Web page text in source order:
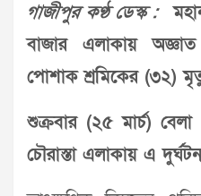
গাজীপুর কণ্ঠ ডেস্ক :
বাজার এলাকায়
পোশাক শ্রমিকের (৩২)
শুক্রবার (২৫ মার্চ) বেলা
চৌরাস্তা এলাকায় এ